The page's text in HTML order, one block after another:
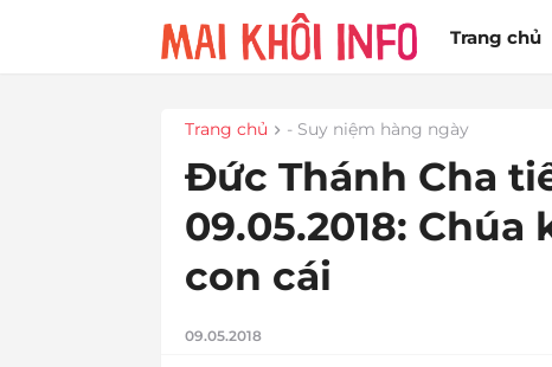
Trang chủ
Trang chủ - Suy niệm hàng ngày
Đức Thánh Cha
09.05.2018:
con cái
09.05.2018